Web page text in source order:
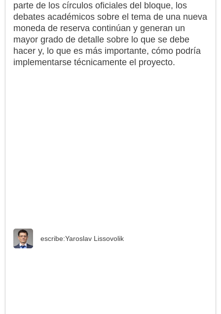
parte de los círculos oficiales del bloque, los
debates académicos sobre el tema de una nueva
moneda de reserva continúan y generan un
mayor grado de detalle sobre lo que se debe
hacer y, lo que es más importante, cómo podría
implementarse técnicamente el proyecto.
escribe:Yaroslav Lissovolik